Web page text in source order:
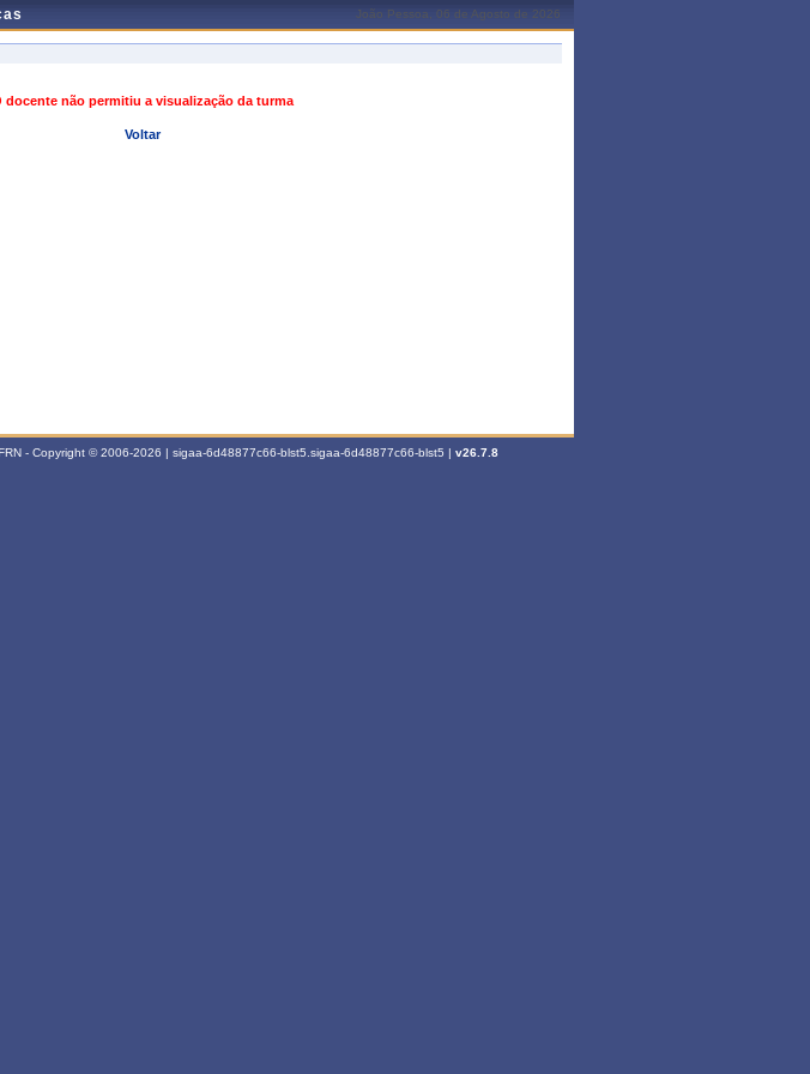
João Pessoa, 06 de Agosto de 2026
docente não permitiu a visualização da turma
Voltar
- Copyright © 2006-2026 | sigaa-6d48877c66-blst5.sigaa-6d48877c66-blst5 | v26.7.8